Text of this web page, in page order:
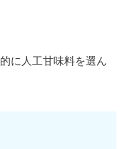
に人工甘味料を選ん